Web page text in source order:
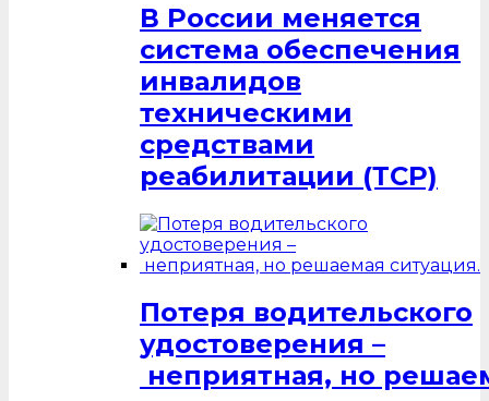
В России меняется
система обеспечения
инвалидов
техническими
средствами
реабилитации (ТСР)
Потеря водительского
удостоверения –
неприятная, но